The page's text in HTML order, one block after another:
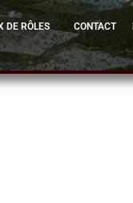
DE RÔLES CONTACT